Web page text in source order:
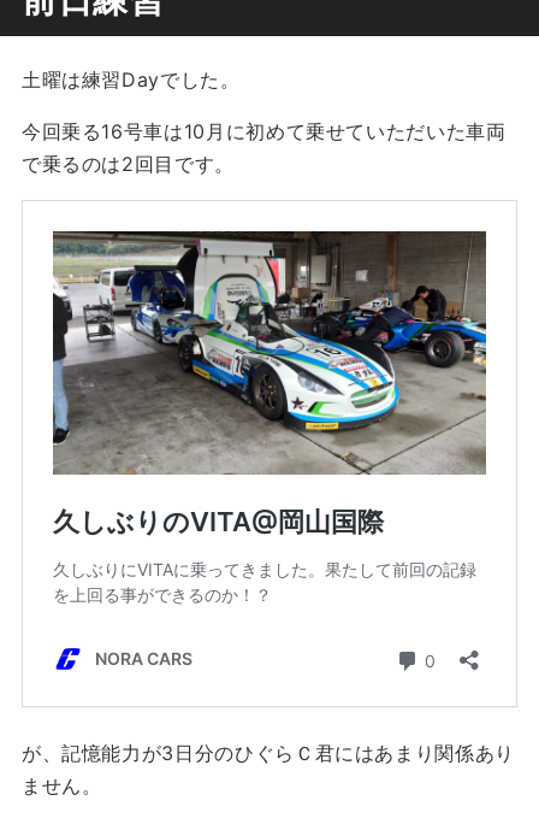
土曜は練習Dayでした。
今回乗る16号車は10月に初めて乗せていただいた車両
で乗るのは2回目です。
が、記憶能力が3日分のひぐらＣ君にはあまり関係あり
ません。